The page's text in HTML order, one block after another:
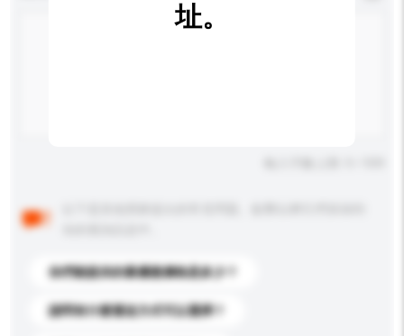
你們能提供的最優惠價格是多少？
請問有什麼運送方式可以選擇？
址。